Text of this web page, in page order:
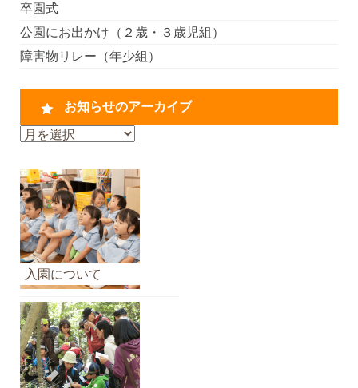
卒園式
公園にお出かけ（２歳・３歳児組）
障害物リレー（年少組）
お知らせのアーカイブ
お
ら
せ
の
ア
ー
カ
イ
ブ
入園について